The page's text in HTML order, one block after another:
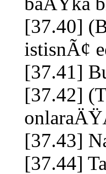
[37.40]
istisnÃ¢
[37.41]
[37.42]
[37.43]
[37.44]